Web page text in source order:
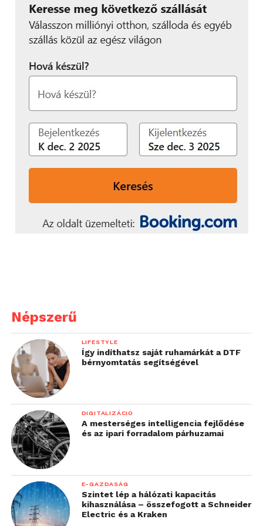
terheli. Ezen körülmények
hatására érdekes
lehet számítani, amelyek
segíthetnek a fajok vagy
fajták szelekciójában,
valamint
hozzájárulhatnak a
klímaváltozásra való
felkészüléshez”.
Az Orion Űrnemzedék Alapítvány elnöke, Fenyőfalvi
tekint vissza. Már 1887-
ben Mágocsy-Dietz
Sándor vizsgálta a
gravitáció nélküli növényi
viselkedést, az 1960-as
években Jókay-Ihász
Lajos készítette el az első
űrélelmiszert a Glenn-
misszió számára, míg
1980-ban Farkas
Bertalan végzett növényi
Népszerű
LIFESTYLE
Így indíthatsz saját ruhamárkát a DTF
bérnyomtatás segítségével
DIGITALIZÁCIÓ
A mesterséges intelligencia fejlődése
és az ipari forradalom párhuzamai
E-GAZDASÁG
Szintet lép a hálózati kapacitás
kihasználása – összefogott a Schneider
Electric és a Kraken